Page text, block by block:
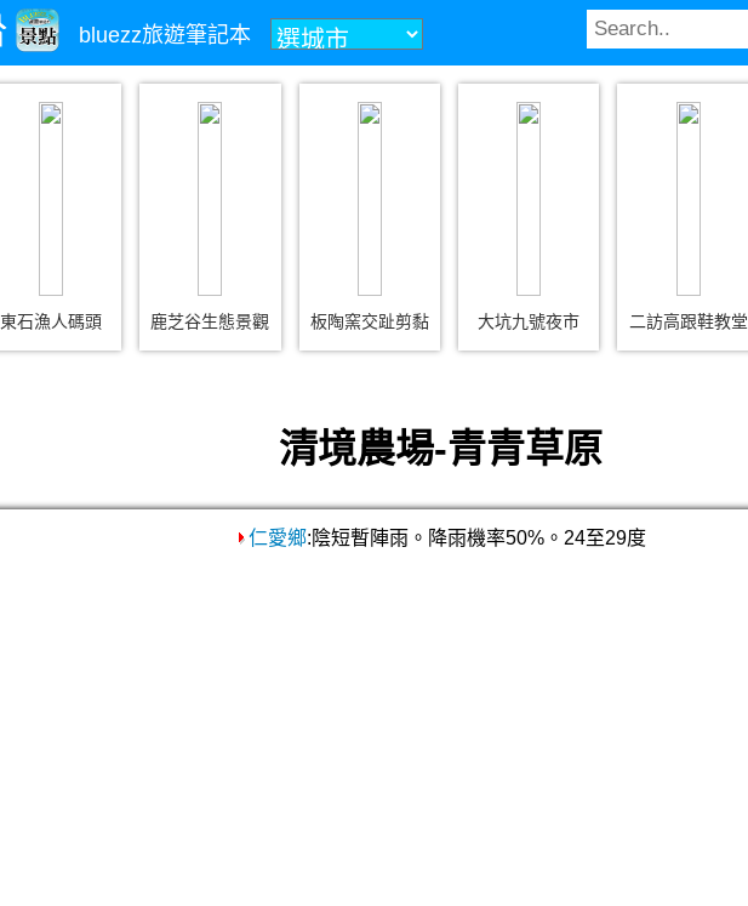
bluezz旅遊筆記本
東石漁人碼頭 鹿芝谷生態景觀 板陶窯交趾剪黏 大坑九號夜市 二訪高跟鞋教堂
清境農場-青青草原
仁愛鄉:陰短暫陣雨。降雨機率50%。24至29度